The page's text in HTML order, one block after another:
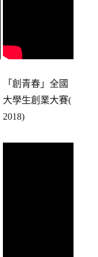
「創青春」全國
大學生創業大賽(
2018)